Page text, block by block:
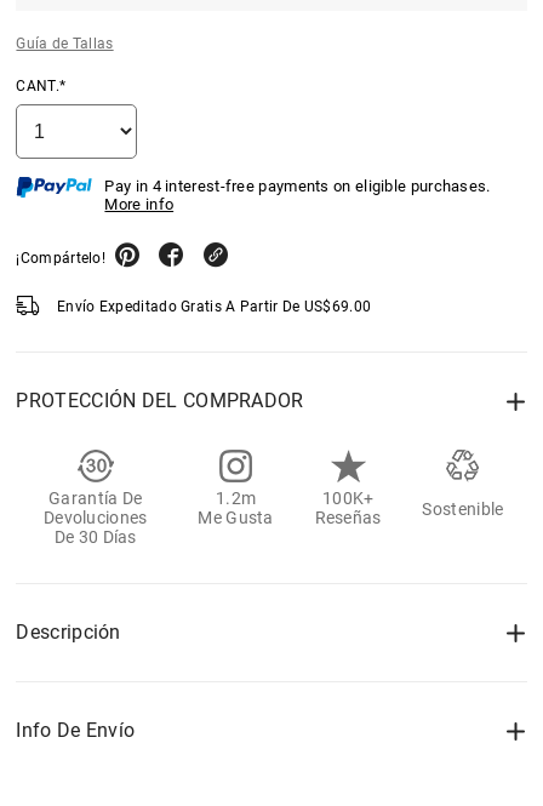
Guía de Tallas
CANT.*
Pay in 4 interest-free payments on eligible purchases.
More info
¡Compártelo!
Envío Expeditado Gratis A Partir De US$69.00
PROTECCIÓN DEL COMPRADOR
Garantía De
Devoluciones
De 30 Días
1.2m
Me Gusta
100K+
Reseñas
Sostenible
Descripción
Info De Envío